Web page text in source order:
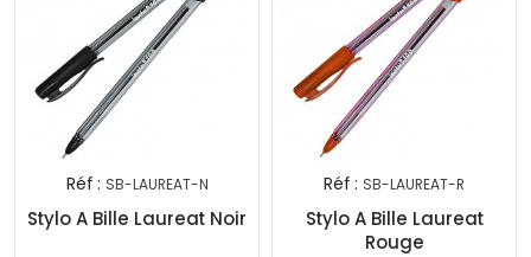
Réf : SB-LAUREAT-N
Stylo A Bille Laureat Noir
Réf : SB-LAUREAT-R
Stylo A Bille Laureat
Rouge